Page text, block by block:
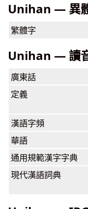
Unihan — 異
繁體字
Unihan — 讀
廣東話
定義
漢語字頻
華語
通用規範漢字字典
現代漢語詞典